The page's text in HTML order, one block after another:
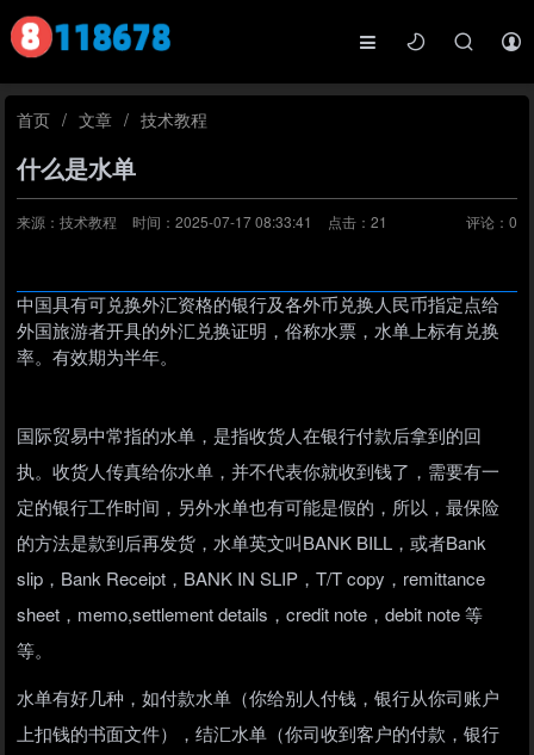
首页 / 文章 / 技术教程
什么是水单
来源：技术教程 时间：2025-07-17 08:33:41 点击：21 评论： 0
中国具有可兑换外汇资格的银行及各外币兑换人民币指定点给
外国旅游者开具的外汇兑换证明，俗称水票，水单上标有兑换
率。有效期为半年。
国际贸易中常指的水单，是指收货人在银行付款后拿到的回
执。收货人传真给你水单，并不代表你就收到钱了，需要有一
定的银行工作时间，另外水单也有可能是假的，所以，最保险
的方法是款到后再发货，水单英文叫BANK BILL，或者Bank
slip，Bank Receipt，BANK IN SLIP，T/T copy，remittance
sheet，memo,settlement details，credit note，debit note 等
等。
水单有好几种，如付款水单（你给别人付钱，银行从你司账户
上扣钱的书面文件），结汇水单（你司收到客户的付款，银行